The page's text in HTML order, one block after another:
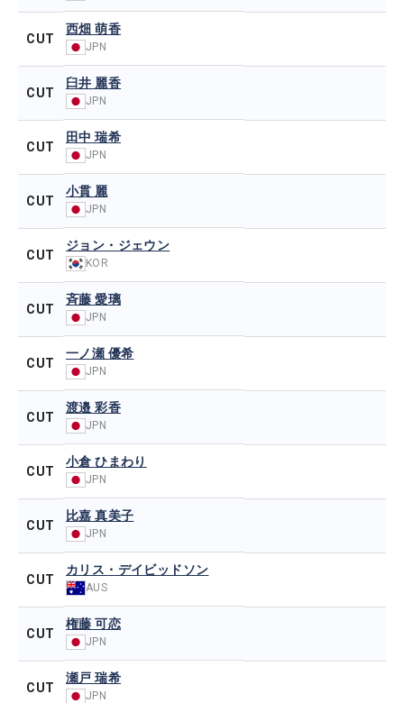
CUT
西畑 萌香
JPN
CUT
臼井 麗香
JPN
CUT
田中 瑞希
JPN
CUT
小貫 麗
JPN
CUT
ジョン・ジェウン
KOR
CUT
斉藤 愛璃
JPN
CUT
一ノ瀬 優希
JPN
CUT
渡邉 彩香
JPN
CUT
小倉 ひまわり
JPN
CUT
比嘉 真美子
JPN
CUT
カリス・デイビッドソン
AUS
CUT
権藤 可恋
JPN
CUT
瀬戸 瑞希
JPN